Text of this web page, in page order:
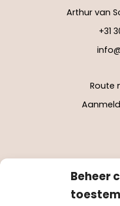
Beheer
Arthur van
+31
Route